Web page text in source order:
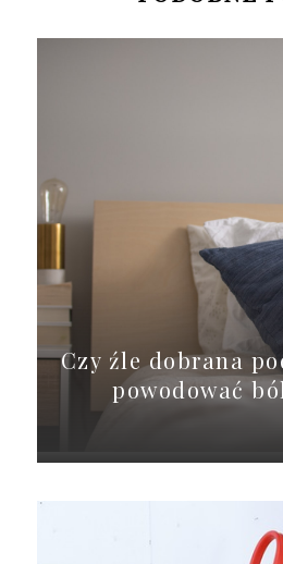
Czy źle dobrana
powodować